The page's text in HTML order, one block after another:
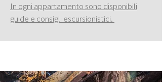
In ogni appartamento sono disponibili
guide e consigli escursionistici.